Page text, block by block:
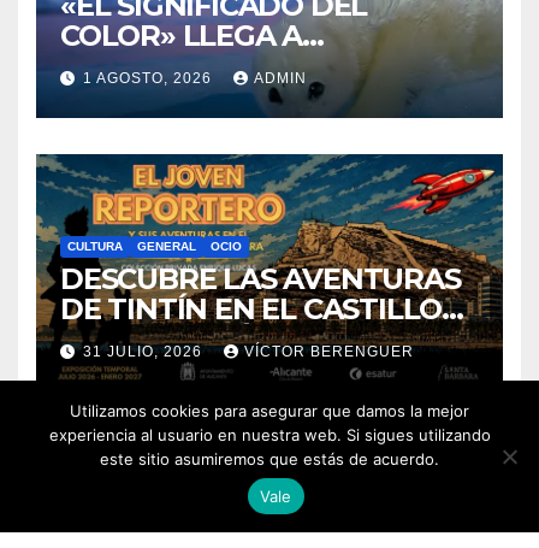
GENERAL
«EL SIGNIFICADO DEL
COLOR» LLEGA A
VILLAJOYOSA
1 AGOSTO, 2026 ADMIN
CULTURA GENERAL OCIO
DESCUBRE LAS AVENTURAS
DE TINTÍN EN EL CASTILLO
DE SANTA BÁRBARA DE
VÍCTOR BERENGUER
Utilizamos cookies para asegurar que damos la mejor
experiencia al usuario en nuestra web. Si sigues utilizando
este sitio asumiremos que estás de acuerdo.
Vale